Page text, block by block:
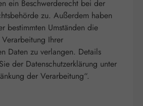
ein Beschwerderecht bei der
zu. Außerdem haben
bestimmten Umständen die
Ihrer
Daten zu verlangen. Details
der Datenschutzerklärung unter
der Verarbeitung“.